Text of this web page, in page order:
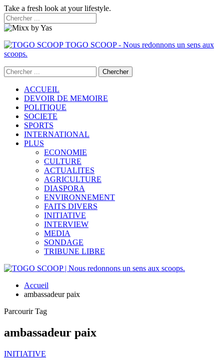
Take a fresh look at your lifestyle.
TOGO SCOOP - Nous redonnons un sens aux
scoops.
ACCUEIL
DEVOIR DE MEMOIRE
POLITIQUE
SOCIETE
SPORTS
INTERNATIONAL
PLUS
ECONOMIE
CULTURE
ACTUALITES
AGRICULTURE
DIASPORA
ENVIRONNEMENT
FAITS DIVERS
INITIATIVE
INTERVIEW
MEDIA
SONDAGE
TRIBUNE LIBRE
Accueil
ambassadeur paix
Parcourir Tag
ambassadeur paix
INITIATIVE